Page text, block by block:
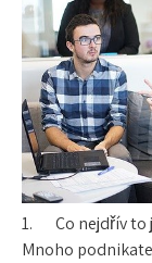
1. Co nejdřív to
Mnoho